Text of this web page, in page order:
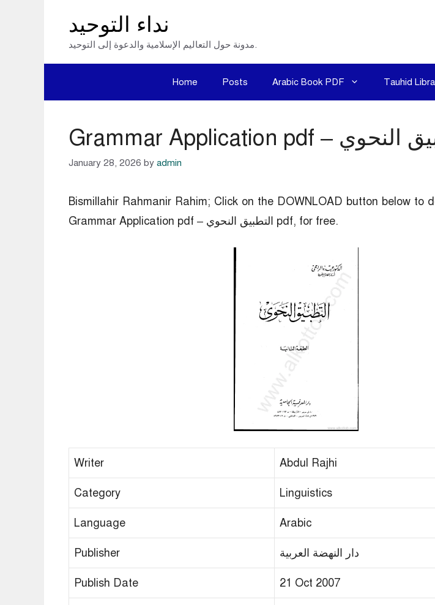
نداء التوحيد
مدونة حول التعاليم الإسلامية والدعوة إلى التوحيد.
Home Posts Arabic Book PDF Tauhid
January 28, 2026 by admin
Bismillahir Rahmanir Rahim; Click on the DOWNLOAD button below to
Grammar Application pdf – التطبيق النحوي pdf, for free.
Writer Abdul Rajhi
Category Linguistics
Language Arabic
Publisher دار النهضة العربية
Publish Date 21 Oct 2007